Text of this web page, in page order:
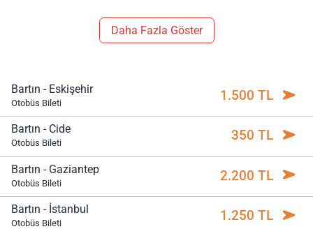
Daha Fazla Göster
Bartın - Eskişehir
Otobüs Bileti 1.500 TL
Bartın - Cide
Otobüs Bileti 350 TL
Bartın - Gaziantep
Otobüs Bileti 2.200 TL
Bartın - İstanbul
Otobüs Bileti 1.250 TL